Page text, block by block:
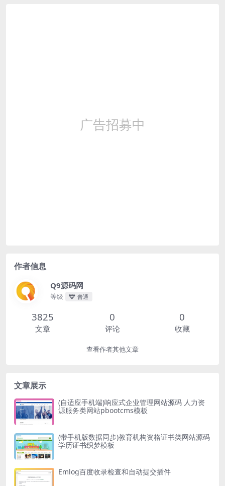
作者信息
Q9源码网
等级 普通
3825
文章
0
评论
0
收藏
查看作者其他文章
文章展示
(自适应手机端)响应式企业管理网站源码 人力资
源服务类网站pbootcms模板
(带手机版数据同步)教育机构资格证书类网站源码
学历证书织梦模板
Emlog百度收录检查和自动提交插件